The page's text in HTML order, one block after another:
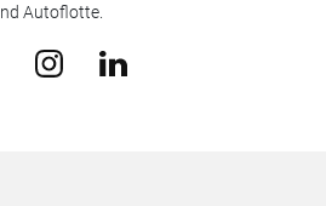
Autoflotte.